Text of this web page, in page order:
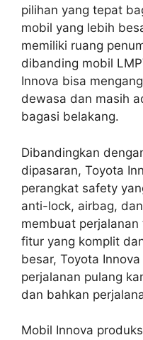
pilihan yang tepat
mobil yang lebih
memiliki ruang
dibanding mobil
Innova bisa
dewasa dan masih
bagasi belakang.
Dibandingkan
dipasaran, Toyota
perangkat safety
anti-lock, airbag,
membuat
fitur yang komplit
besar, Toyota
perjalanan pulang
dan bahkan
Mobil Innova